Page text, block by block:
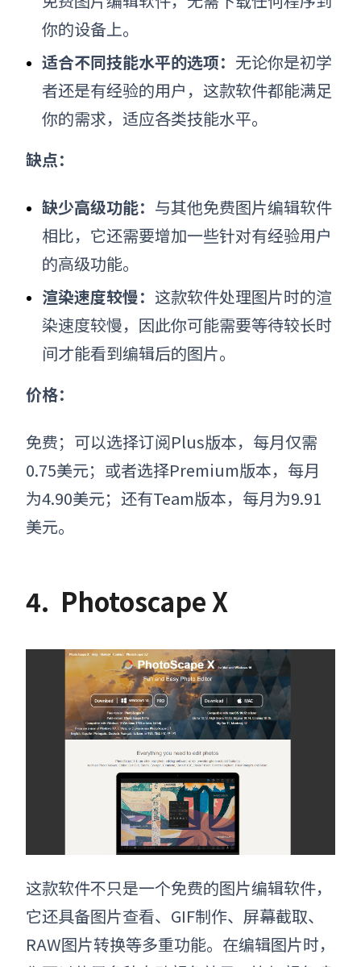
你的设备上。
适合不同技能水平的选项： 无论你是初学
者还是有经验的用户，这款软件都能满足
你的需求，适应各类技能水平。
缺点：
缺少高级功能： 与其他免费图片编辑软件
相比，它还需要增加一些针对有经验用户
的高级功能。
渲染速度较慢： 这款软件处理图片时的渲
染速度较慢，因此你可能需要等待较长时
间才能看到编辑后的图片。
价格：
免费；可以选择订阅Plus版本，每月仅需
0.75美元；或者选择Premium版本，每月
为4.90美元；还有Team版本，每月为9.91
美元。
4. Photoscape X
这款软件不只是一个免费的图片编辑软件，
它还具备图片查看、GIF制作、屏幕截取、
RAW图片转换等多重功能。在编辑图片时，